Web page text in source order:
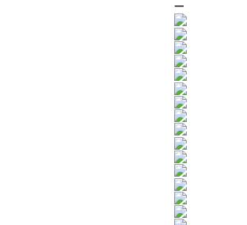
ㅡ